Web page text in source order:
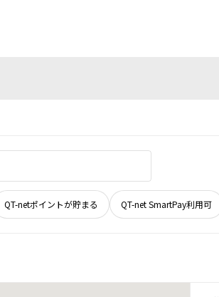
QT-netポイントが貯まる QT-net SmartPay利用可